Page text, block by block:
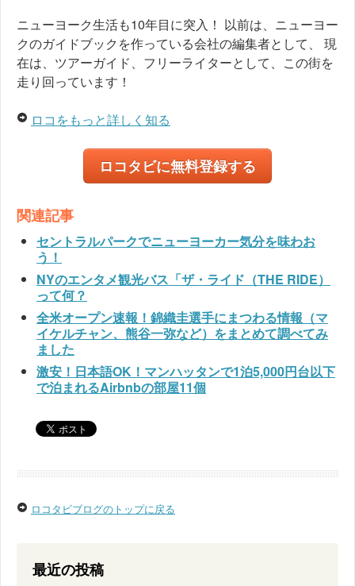
ニューヨーク生活も10年目に突入！ 以前は、ニューヨー
クのガイドブックを作っている会社の編集者として、 現
在は、ツアーガイド、フリーライターとして、この街を
走り回っています！
ロコをもっと詳しく知る
ロコタビに無料登録する
関連記事
セントラルパークでニューヨーカー気分を味わお
う！
NYのエンタメ観光バス「ザ・ライド（THE RIDE）
って何？
全米オープン速報！錦織圭選手にまつわる情報（マ
イケルチャン、熊谷一弥など）をまとめて調べてみ
ました
激安！日本語OK！マンハッタンで1泊5,000円台以下
で泊まれるAirbnbの部屋11個
ロコタビブログのトップに戻る
最近の投稿